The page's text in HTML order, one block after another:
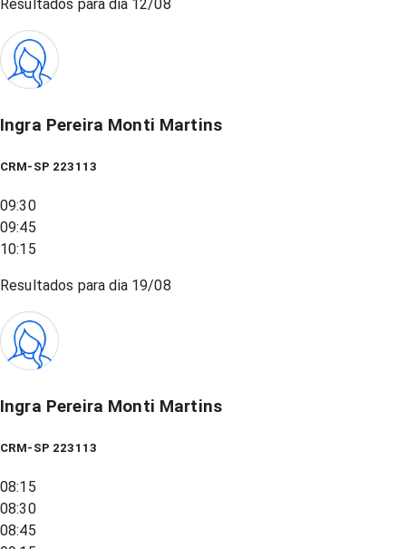
Resultados para dia 12/08
Ingra Pereira Monti Martins
CRM-SP 223113
09:30
09:45
10:15
Resultados para dia 19/08
Ingra Pereira Monti Martins
CRM-SP 223113
08:15
08:30
08:45